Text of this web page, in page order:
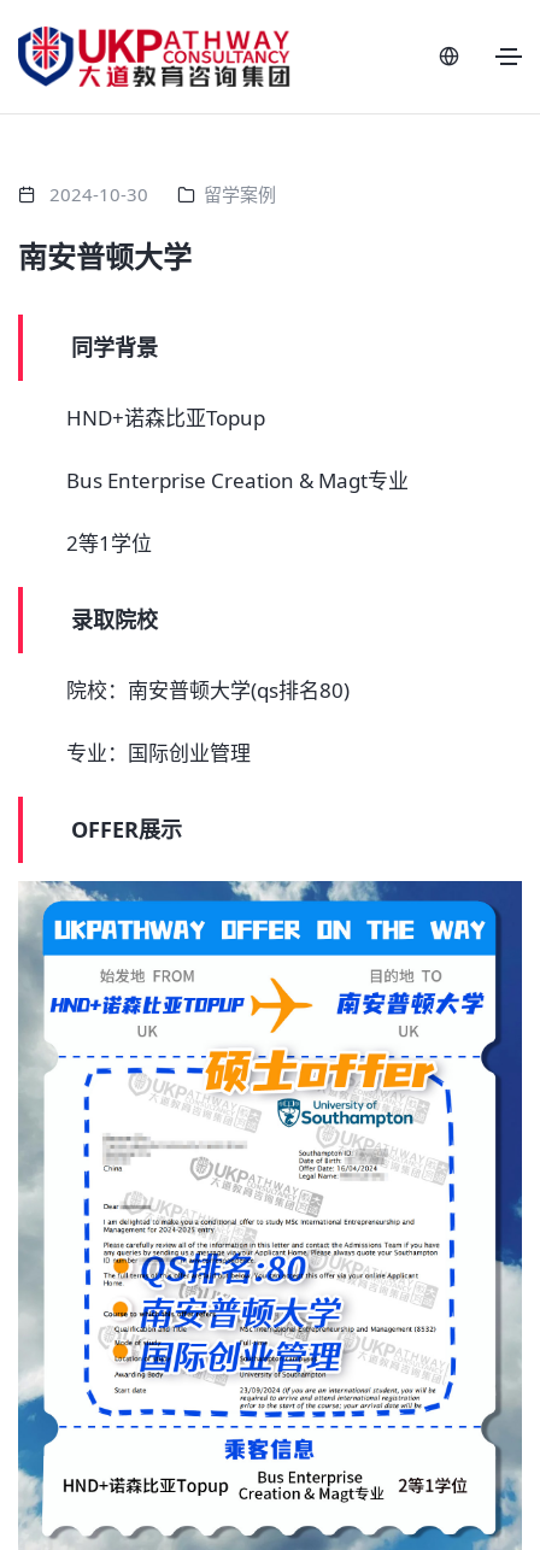
2024-10-30 留学案例
南安普顿大学
同学背景
HND+诺森比亚Topup
Bus Enterprise Creation & Magt专业
2等1学位
录取院校
院校：南安普顿大学(qs排名80)
专业：国际创业管理
OFFER展示